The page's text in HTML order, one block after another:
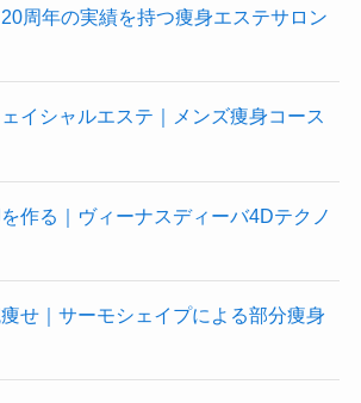
周年の実績を持つ痩身エステサロン
イシャルエステ｜メンズ痩身コース
作る｜ヴィーナスディーバ4Dテクノ
せ｜サーモシェイプによる部分痩身